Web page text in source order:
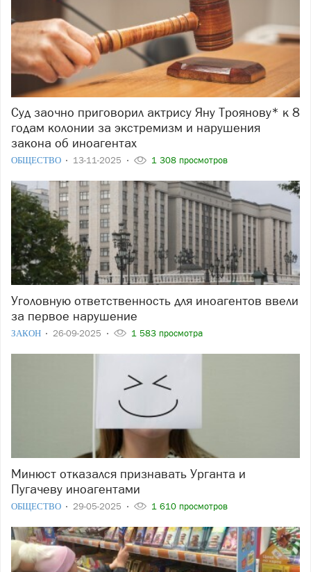
Суд заочно приговорил актрису Яну Троянову* к 8
годам колонии за экстремизм и нарушения
закона об иноагентах
ОБЩЕСТВО 13-11-2025 1 308 просмотров
Уголовную ответственность для иноагентов ввели
за первое нарушение
ЗАКОН 26-09-2025 1 583 просмотра
Минюст отказался признавать Урганта и
Пугачеву иноагентами
ОБЩЕСТВО 29-05-2025 1 610 просмотров